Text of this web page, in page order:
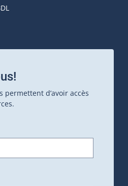
permettent d’avoir accès